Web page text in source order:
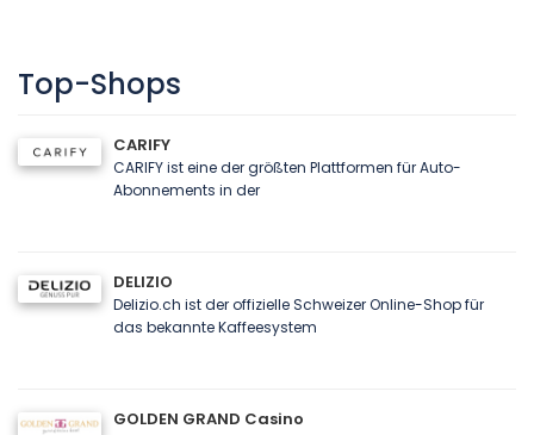
Top-Shops
CARIFY
CARIFY ist eine der größten Plattformen für Auto-
Abonnements in der
DELIZIO
Delizio.ch ist der offizielle Schweizer Online-Shop für
das bekannte Kaffeesystem
GOLDEN GRAND Casino